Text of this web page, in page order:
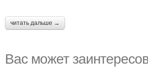
читать дальше →
Вас может